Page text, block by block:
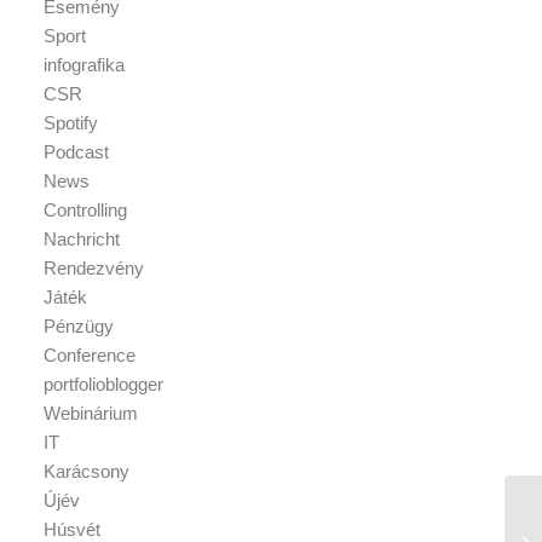
Esemény
Sport
infografika
CSR
Spotify
Podcast
News
Controlling
Nachricht
Rendezvény
Játék
Pénzügy
Conference
portfolioblogger
Webinárium
IT
Karácsony
Újév
Húsvét